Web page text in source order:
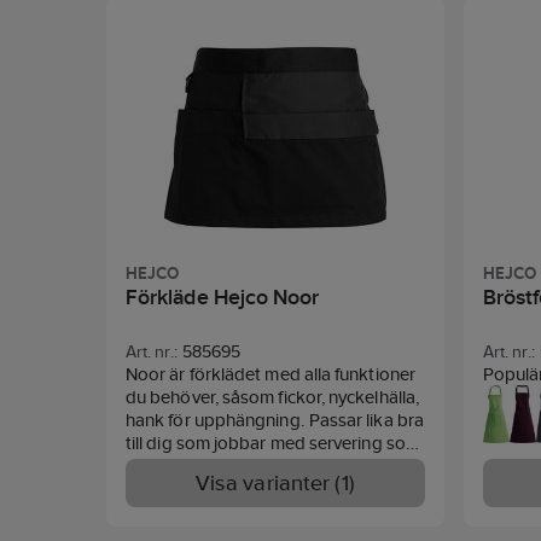
säker
Fyra
Flera
HEJCO
Förkläde Hejco Noor
Art. nr.: 585695
Noor är förklädet med alla funktioner
du behöver, såsom fickor, nyckelhälla,
hank för upphängning. Passar lika bra
till dig som jobbar med servering som
till dig som jobbar som make up
artisten. Clip i sidorna för att hänga
förklädet i byxhällor eller fästa på det
Visa varianter (1)
HEJCO
Art. nr.:
justeras enkelt
89 cm.